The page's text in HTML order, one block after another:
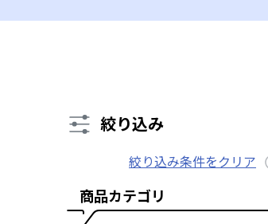
絞り込み
絞り込み条件をクリア
商品カテゴリ